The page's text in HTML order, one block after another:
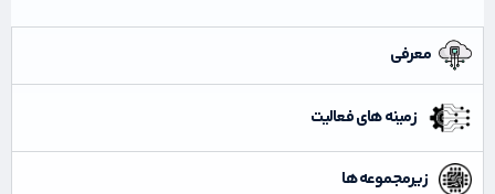
معرفی
زمینه های فعالیت
زیرمجموعه ها